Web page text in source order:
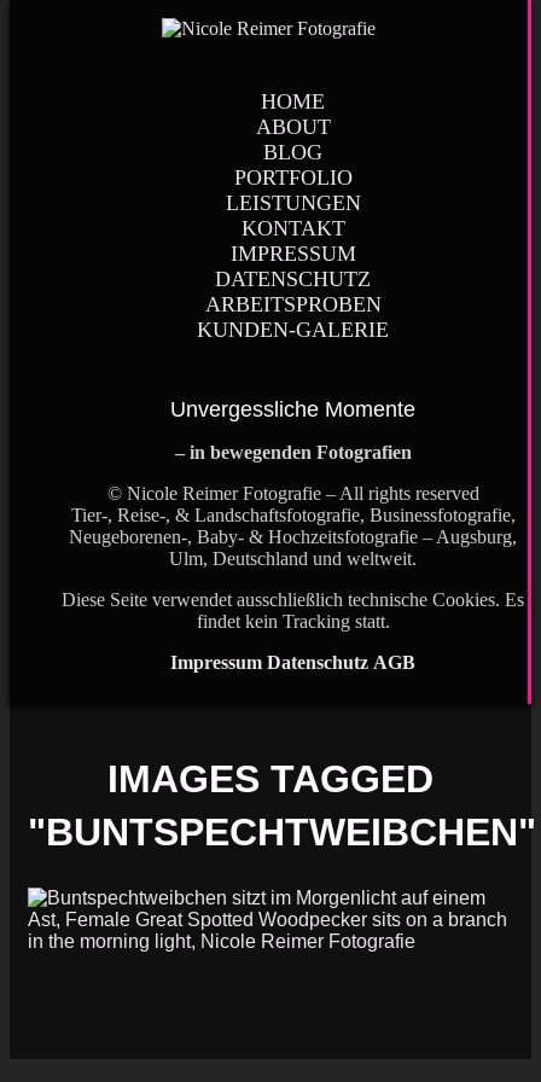
HOME
ABOUT
BLOG
PORTFOLIO
LEISTUNGEN
KONTAKT
IMPRESSUM
DATENSCHUTZ
ARBEITSPROBEN
KUNDEN-GALERIE
Unvergessliche Momente
– in bewegenden Fotografien
© Nicole Reimer Fotografie – All rights reserved
Tier-, Reise-, & Landschaftsfotografie, Businessfotografie,
Neugeborenen-, Baby- & Hochzeitsfotografie – Augsburg,
Ulm, Deutschland und weltweit.
Diese Seite verwendet ausschließlich technische Cookies. Es
findet kein Tracking statt.
Impressum Datenschutz AGB
IMAGES TAGGED
"BUNTSPECHTWEIBCHEN"